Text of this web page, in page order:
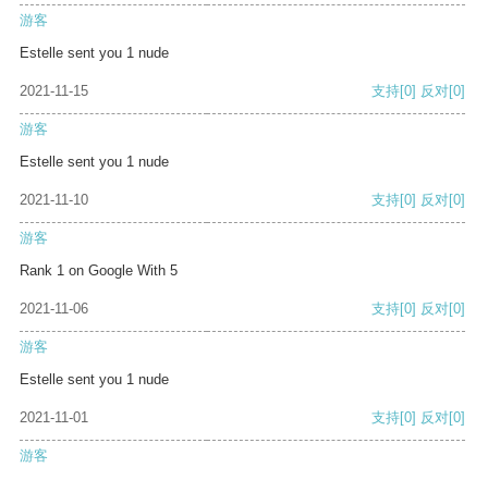
游客
Estelle sent you 1 nude
2021-11-15 支持[0] 反对[0]
游客
Estelle sent you 1 nude
2021-11-10 支持[0] 反对[0]
游客
Rank 1 on Google With 5
2021-11-06 支持[0] 反对[0]
游客
Estelle sent you 1 nude
2021-11-01 支持[0] 反对[0]
游客